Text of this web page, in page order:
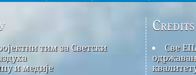
тим за Светски
и медије
Credits
Све